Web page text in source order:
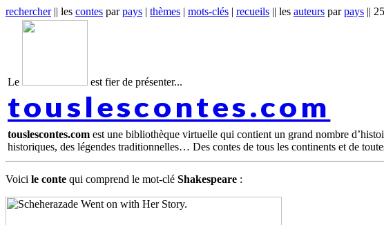
rechercher|| les contes parpays | thèmes | mots-clés | recueils || les auteurs parpays ||
Le est fier de présenter...
touslescontes.com
touslescontes.com est une bibliothèque virtuelle qui contient un grand nombre
historiques, des légendes traditionnelles… Des contes de tous les continents et de
Voici le conte qui comprend le mot-clé Shakespeare :